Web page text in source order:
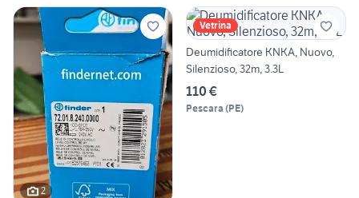
2
Vetrina
Deumidificatore KNKA, Nuovo,
Silenzioso, 32m, 3.3L
110 €
Pescara (PE)